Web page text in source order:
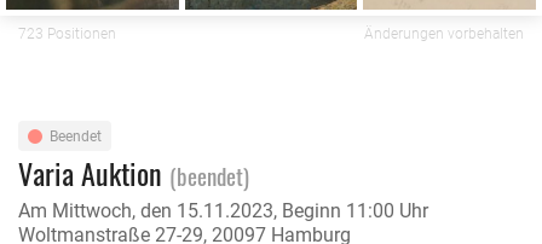
723 Positionen Änderungen vorbehalten
Varia Auktion (beendet)
Am Mittwoch, den 15.11.2023, Beginn 11:00 Uhr
Woltmanstraße 27-29, 20097 Hamburg
Beendet